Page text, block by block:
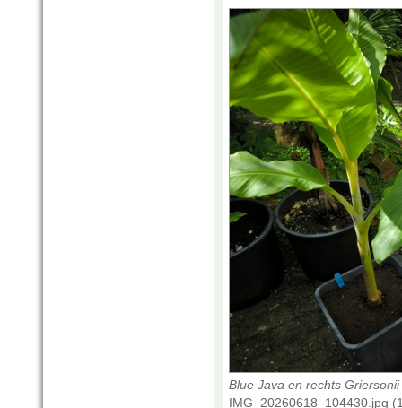
Blue Java en rechts Griersonii
IMG_20260618_104430.jpg